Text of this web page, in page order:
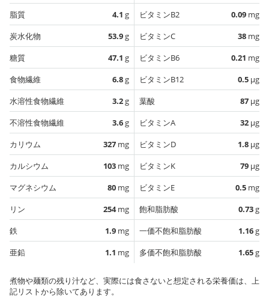
脂質
4.1 g
炭水化物
53.9g
糖質
47.1 g
食物繊維
6.8g
水溶性食物繊維
3.2g
不溶性食物繊維
3.6g
カリウム
327 mg
カルシウム
103 mg
マグネシウム
80 mg
リン
254mg
鉄
1.9 mg
亜鉛
1.1 mg
ビタミンB2
0.09 mg
ビタミンC
38 mg
ビタミンB6
0.21 mg
ビタミンB12
0.5 µg
葉酸
87 µg
ビタミンA
32 µg
ビタミンD
1.8 µg
ビタミンK
79 µg
ビタミンE
0.5 mg
飽和脂肪酸
0.73g
一価不飽和脂肪酸
1.16g
多価不飽和脂肪酸
1.65g
煮物や麺類の残り汁など、実際には食さないと想定される栄養価は、上
記リストから除いてあります。